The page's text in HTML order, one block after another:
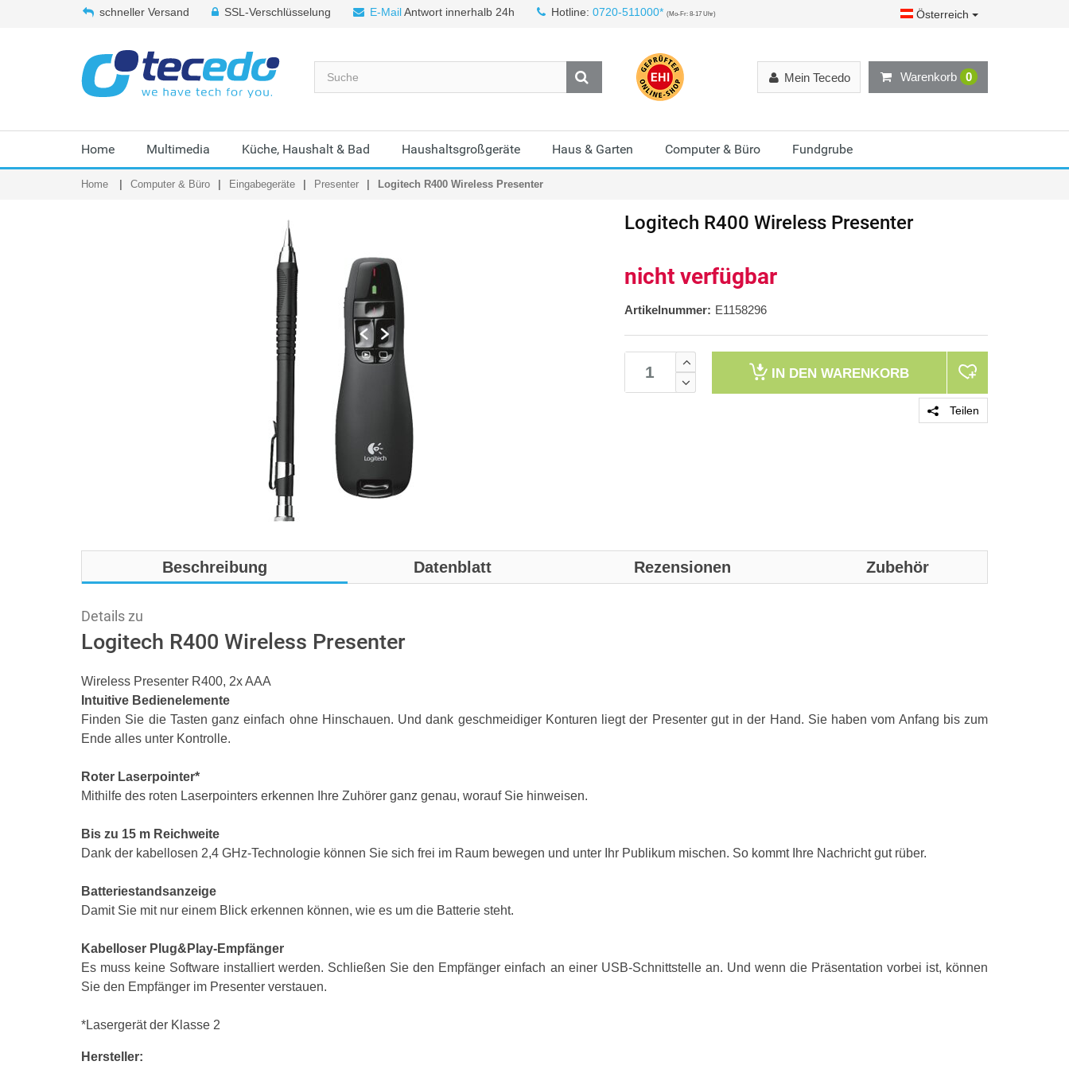
schneller Versand SSL-Verschlüsselung E-MailAntwort innerhalb 24h Hotline: 0720-511000* (Mo-Fr: 8-17 Uhr) Österreich
Warenkorb 0
Mein Tecedo
Home Multimedia Küche, Haushalt & Bad Haushaltsgroßgeräte Haus & Garten Computer & Büro Fundgrube
Home Computer & Büro Eingabegeräte Presenter Logitech R400 Wireless Presenter
Logitech R400 Wireless Presenter
nicht verfügbar
Artikelnummer: E1158296
IN DEN WARENKORB
Teilen
Beschreibung Datenblatt Rezensionen Zubehör
Details zu
Logitech R400 Wireless Presenter
Wireless Presenter R400, 2x AAA
Intuitive Bedienelemente
Finden Sie die Tasten ganz einfach ohne Hinschauen. Und dank geschmeidiger Konturen liegt der Presenter gut in der Hand. Sie haben vom Anfang bis zum
Ende alles unter Kontrolle.
Roter Laserpointer*
Mithilfe des roten Laserpointers erkennen Ihre Zuhörer ganz genau, worauf Sie hinweisen.
Bis zu 15 m Reichweite
Dank der kabellosen 2,4 GHz-Technologie können Sie sich frei im Raum bewegen und unter Ihr Publikum mischen. So kommt Ihre Nachricht gut rüber.
Batteriestandsanzeige
Damit Sie mit nur einem Blick erkennen können, wie es um die Batterie steht.
Kabelloser Plug&Play-Empfänger
Es muss keine Software installiert werden. Schließen Sie den Empfänger einfach an einer USB-Schnittstelle an. Und wenn die Präsentation vorbei ist, können
Sie den Empfänger im Presenter verstauen.
*Lasergerät der Klasse 2
Hersteller: